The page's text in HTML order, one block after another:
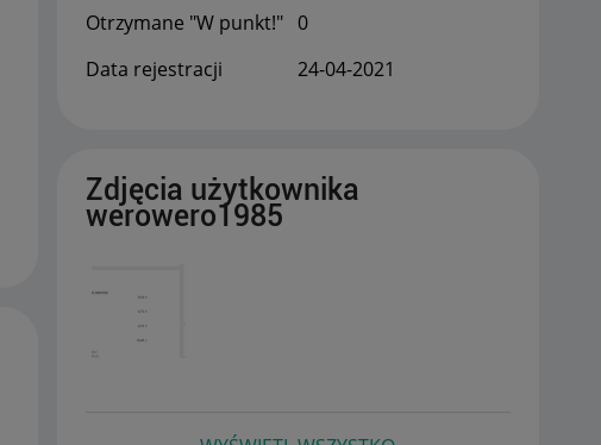
Otrzymane "W punkt!" 0
Data rejestracji
‎24-04-2021
Zdjęcia użytkownika
werowero1985